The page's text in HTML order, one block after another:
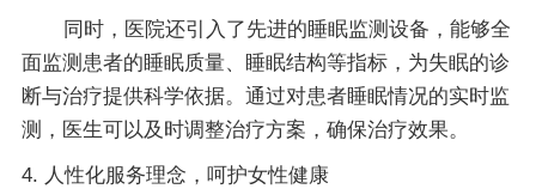
同时，医院还引入了先进的睡眠监测设备，能够全
面监测患者的睡眠质量、睡眠结构等指标，为失眠的诊
断与治疗提供科学依据。通过对患者睡眠情况的实时监
测，医生可以及时调整治疗方案，确保治疗效果。
4. 人性化服务理念，呵护女性健康